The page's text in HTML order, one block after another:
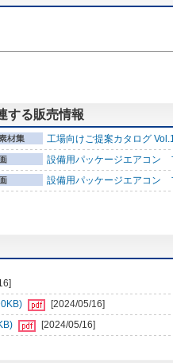
する販売情報
工場向けご提案カタログ
設備用パッケージエアコン
設備用パッケージエアコ
[2024/05/16]
[2024/05/16]